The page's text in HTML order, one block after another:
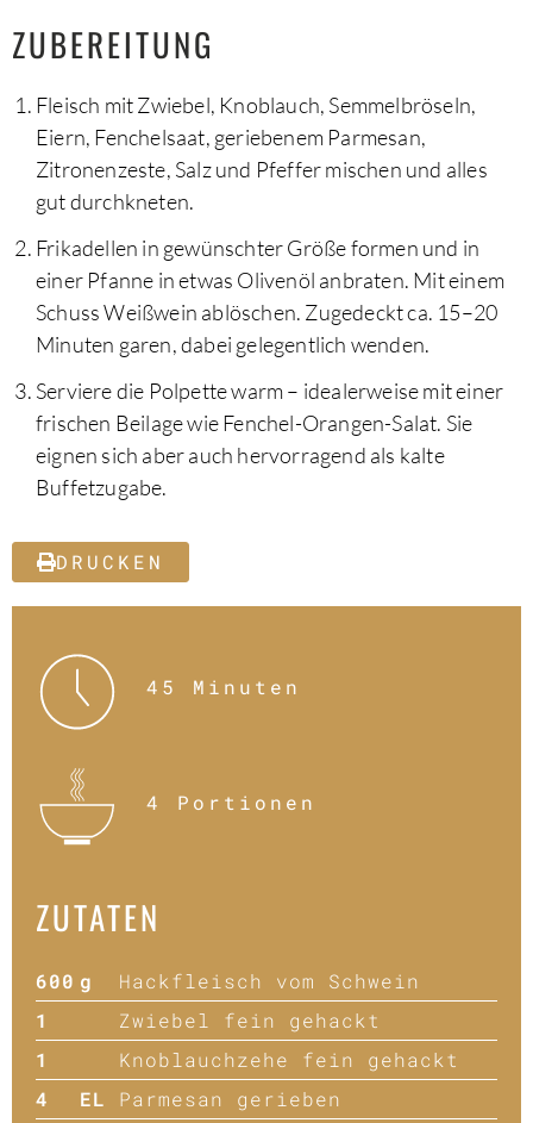
ZUBEREITUNG
Fleisch mit Zwiebel, Knoblauch, Semmelbröseln,
Eiern, Fenchelsaat, geriebenem Parmesan,
Zitronenzeste, Salz und Pfeffer mischen und alles
gut durchkneten.
Frikadellen in gewünschter Größe formen und in
einer Pfanne in etwas Olivenöl anbraten. Mit einem
Schuss Weißwein ablöschen. Zugedeckt ca. 15–20
Minuten garen, dabei gelegentlich wenden.
Serviere die Polpette warm – idealerweise mit einer
frischen Beilage wie Fenchel-Orangen-Salat. Sie
eignen sich aber auch hervorragend als kalte
Buffetzugabe.
DRUCKEN
45 Minuten
4 Portionen
ZUTATEN
600 g
Hackfleisch vom Schwein
1
Zwiebel fein gehackt
1
Knoblauchzehe fein gehackt
4
EL
Parmesan gerieben